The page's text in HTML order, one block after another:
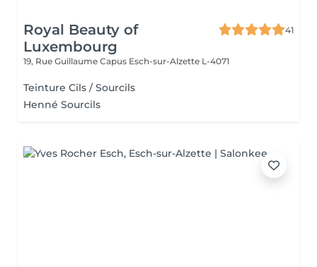
Royal Beauty of
Luxembourg
41
19, Rue Guillaume Capus Esch-sur-Alzette L-4071
Teinture Cils / Sourcils
Henné Sourcils